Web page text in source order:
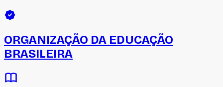
ORGANIZAÇÃO DA EDUCAÇÃO
BRASILEIRA